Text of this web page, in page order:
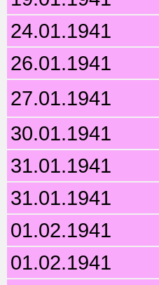
24.01.1941
26.01.1941
27.01.1941
30.01.1941
31.01.1941
31.01.1941
01.02.1941
01.02.1941